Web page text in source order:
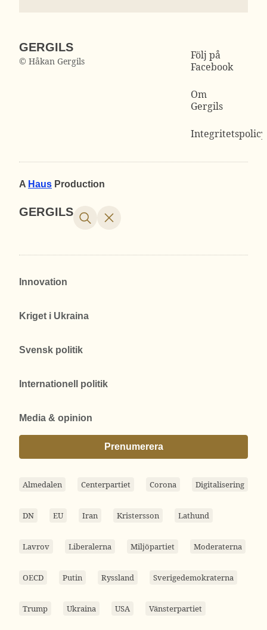
GERGILS
© Håkan Gergils
Följ på
Facebook
Om
Gergils
Integritetspolicy
A Haus Production
GERGILS
Innovation
Kriget i Ukraina
Svensk politik
Internationell politik
Media & opinion
Prenumerera
Almedalen Centerpartiet Corona Digitalisering
DN EU Iran Kristersson Lathund
Lavrov Liberalerna Miljöpartiet Moderaterna
OECD Putin Ryssland Sverigedemokraterna
Trump Ukraina USA Vänsterpartiet